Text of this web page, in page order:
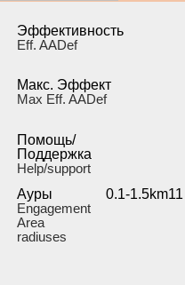
Эффективность
Eff. AADef
Макс. Эффект
Max Eff. AADef
Помощь/
Поддержка
Help/support
Ауры
Engagement
Area
radiuses
0.1-1.5km11